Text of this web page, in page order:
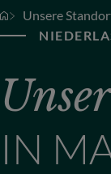
Unsere
IN